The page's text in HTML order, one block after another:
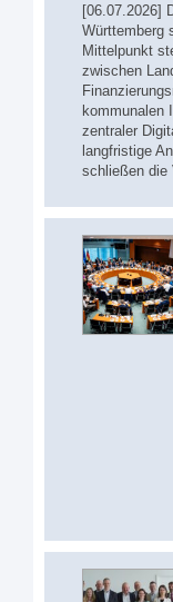
[06.07.2026]
Württemberg
Mittelpunkt
zwischen
kommunalen
zentraler
langfristige
schließen die